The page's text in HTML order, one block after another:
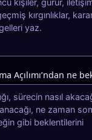
Açılımı’ndan ne